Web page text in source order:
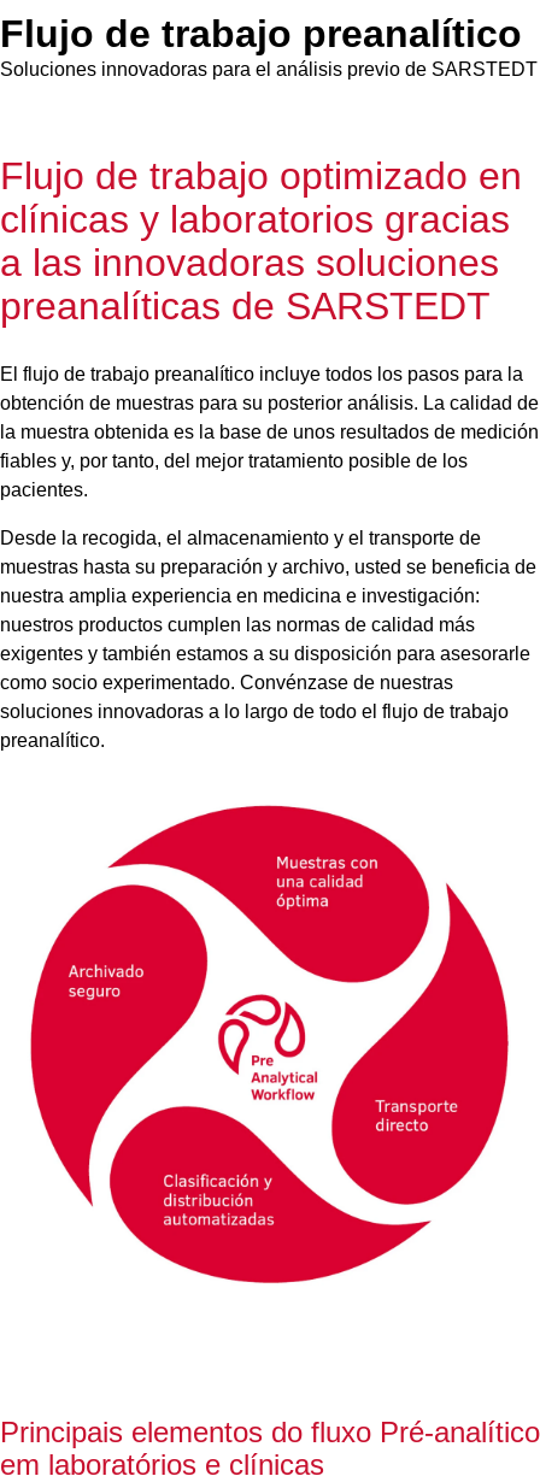
Flujo de trabajo preanalítico
Soluciones innovadoras para el análisis previo de SARSTEDT
Flujo de trabajo optimizado en
clínicas y laboratorios gracias
a las innovadoras soluciones
preanalíticas de SARSTEDT
El flujo de trabajo preanalítico incluye todos los pasos para la
obtención de muestras para su posterior análisis. La calidad de
la muestra obtenida es la base de unos resultados de medición
fiables y, por tanto, del mejor tratamiento posible de los
pacientes.
Desde la recogida, el almacenamiento y el transporte de
muestras hasta su preparación y archivo, usted se beneficia de
nuestra amplia experiencia en medicina e investigación:
nuestros productos cumplen las normas de calidad más
exigentes y también estamos a su disposición para asesorarle
como socio experimentado. Convénzase de nuestras
soluciones innovadoras a lo largo de todo el flujo de trabajo
preanalítico.
Principais elementos do fluxo Pré-analítico
em laboratórios e clínicas